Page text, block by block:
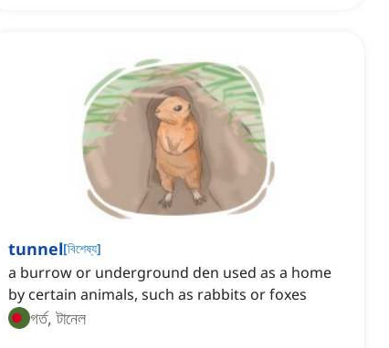
tunnel[বিশেষ্য]
a burrow or underground den used as a home
by certain animals, such as rabbits or foxes
গর্ত, টানেল